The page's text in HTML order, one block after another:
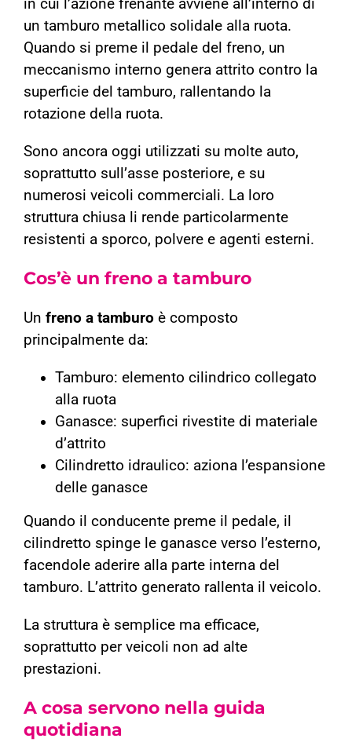
in cui l’azione frenante avviene all’interno di
un tamburo metallico solidale alla ruota.
Quando si preme il pedale del freno, un
meccanismo interno genera attrito contro la
superficie del tamburo, rallentando la
rotazione della ruota.
Sono ancora oggi utilizzati su molte auto,
soprattutto sull’asse posteriore, e su
numerosi veicoli commerciali. La loro
struttura chiusa li rende particolarmente
resistenti a sporco, polvere e agenti esterni.
Cos’è un freno a tamburo
Un freno a tamburo è composto
principalmente da:
Tamburo: elemento cilindrico collegato
alla ruota
Ganasce: superfici rivestite di materiale
d’attrito
Cilindretto idraulico: aziona l’espansione
delle ganasce
Quando il conducente preme il pedale, il
cilindretto spinge le ganasce verso l’esterno,
facendole aderire alla parte interna del
tamburo. L’attrito generato rallenta il veicolo.
La struttura è semplice ma efficace,
soprattutto per veicoli non ad alte
prestazioni.
A cosa servono nella guida
quotidiana